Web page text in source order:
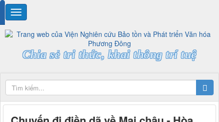
Chia sẻ tri thức, khai thông trí tuệ